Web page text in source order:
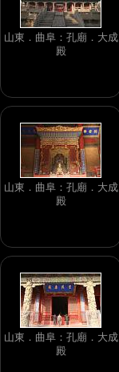
山東．曲阜：孔廟．大成
殿
山東．曲阜：孔廟．大成
殿
山東．曲阜：孔廟．大成
殿